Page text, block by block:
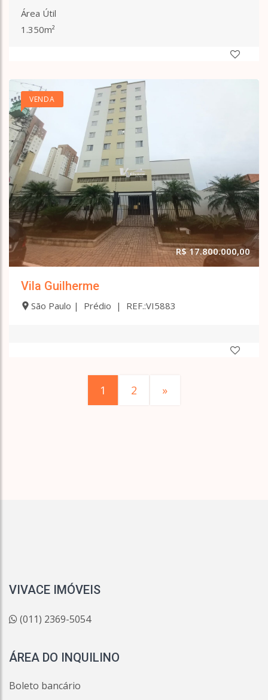
Área Útil
1.350m²
VENDA
R$ 17.800.000,00
Vila Guilherme
São Paulo | Prédio | REF.:VI5883
1 2 »
VIVACE IMÓVEIS
(011) 2369-5054
ÁREA DO INQUILINO
Boleto bancário